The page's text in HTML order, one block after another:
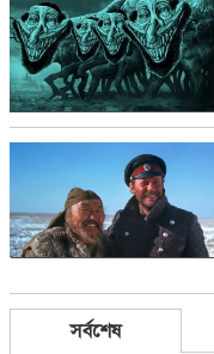
সর্বশেষ